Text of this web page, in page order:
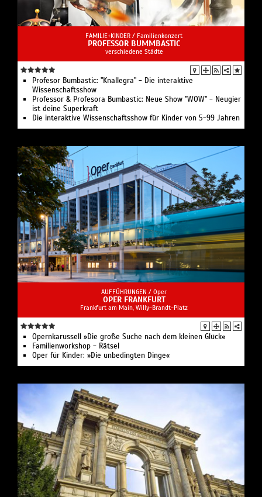
FAMILIE+KINDER / Familienkonzert
PROFESSOR BUMMBASTIC
verschiedene Städte
Profesor Bumbastic: "Knallegra" - Die interaktive
Wissenschaftsshow
Professor & Profesora Bumbastic: Neue Show "WOW" - Neugier
ist deine Superkraft
Die interaktive Wissenschaftsshow für Kinder von 5-99 Jahren
AUFFÜHRUNGEN / Oper
OPER FRANKFURT
Frankfurt am Main, Willy-Brandt-Platz
Opernkarussell »Die große Suche nach dem kleinen Glück«
Familienworkshop - Rätsel
Oper für Kinder: »Die unbedingten Dinge«